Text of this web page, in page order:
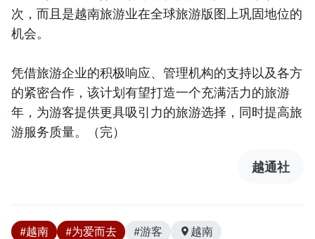
次，而且是越南旅游业在全球旅游版图上巩固地位的
机会。
凭借旅游企业的积极响应、管理机构的支持以及各方
的紧密合作，该计划有望打造一个充满活力的旅游
年，为游客提供更具吸引力的旅游选择，同时提高旅
游服务质量。（完）
越通社
#越南 #为爱而去 #游客 越南